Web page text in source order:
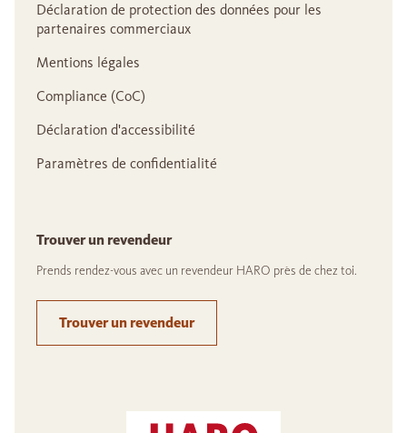
Déclaration de protection des données pour les
partenaires commerciaux
Mentions légales
Compliance (CoC)
Déclaration d'accessibilité
Paramètres de confidentialité
Trouver un revendeur
Prends rendez-vous avec un revendeur HARO près de chez toi.
Trouver un revendeur